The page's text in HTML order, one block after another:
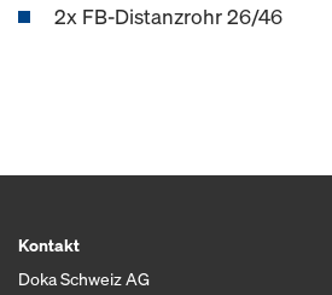
2x FB-Distanzrohr 26/46
Kontakt
Doka Schweiz AG